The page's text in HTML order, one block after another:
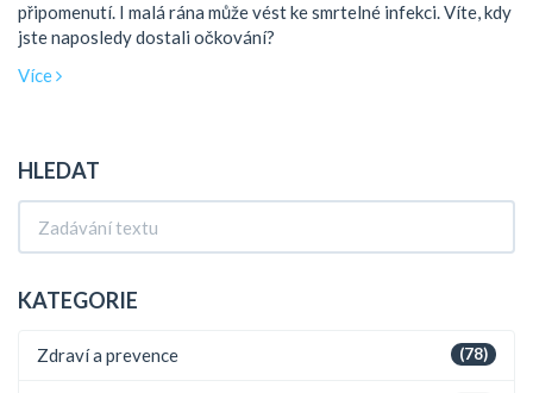
připomenutí. I malá rána může vést ke smrtelné infekci. Víte, kdy
jste naposledy dostali očkování?
Více
HLEDAT
KATEGORIE
(78)
Zdraví a prevence